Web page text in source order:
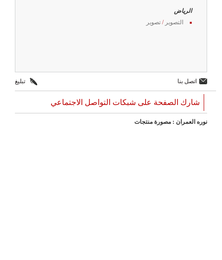
الرياض
التصوير / تصوير
اتصل بنا تبليغ
شارك الصفحة على شبكات التواصل الاجتماعي
نوره العمران : مصورة منتجات